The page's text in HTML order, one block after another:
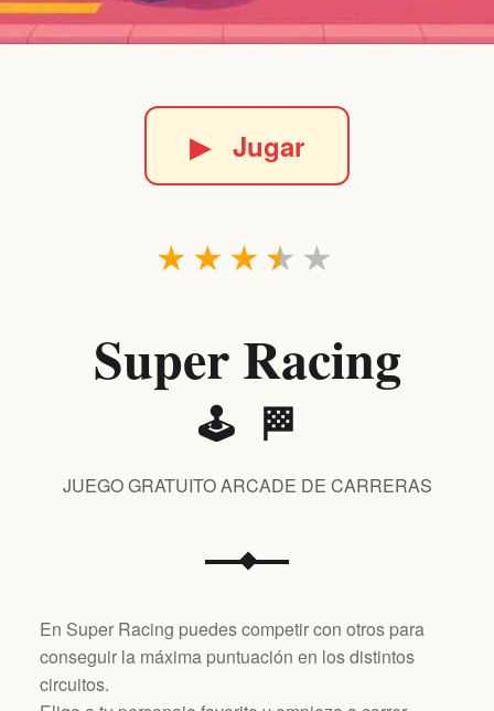
▶Jugar
★
★
★
★
★
Super Racing
🕹️ 🏁
JUEGO GRATUITO ARCADE DE CARRERAS
En Super Racing puedes competir con otros para
conseguir la máxima puntuación en los distintos
circuitos.